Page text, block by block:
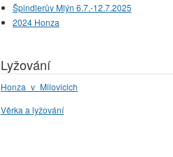
Špindlerův Mlýn 6.7.-12.7.2025
2024 Honza
Lyžování
Honza_v_Milovicich
Věrka a lyžování